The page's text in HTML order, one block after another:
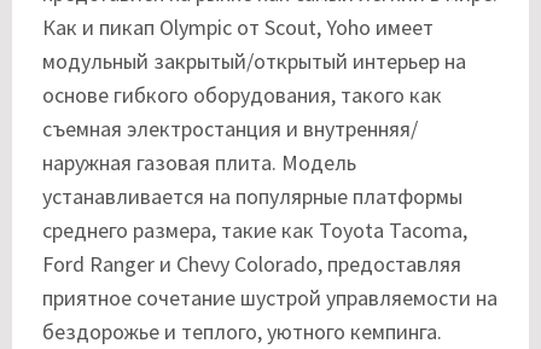
Как и пикап Olympic от Scout, Yoho имеет
модульный закрытый/открытый интерьер на
основе гибкого оборудования, такого как
съемная электростанция и внутренняя/
наружная газовая плита. Модель
устанавливается на популярные платформы
среднего размера, такие как Toyota Tacoma,
Ford Ranger и Chevy Colorado, предоставляя
приятное сочетание шустрой управляемости на
бездорожье и теплого, уютного кемпинга.